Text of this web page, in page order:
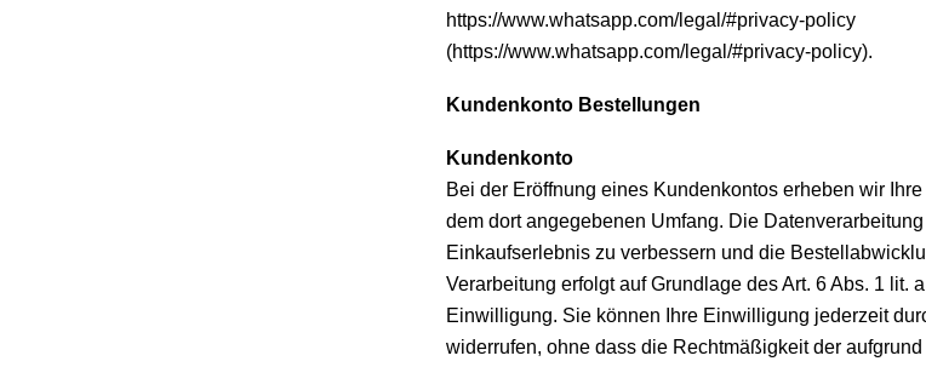
https://www.whatsapp.com/legal/#privacy-policy
(https://www.whatsapp.com/legal/#privacy-policy).
Kundenkonto Bestellungen
Kundenkonto
Bei der Eröffnung eines Kundenkontos erheben wir
dem dort angegebenen Umfang. Die
Einkaufserlebnis zu verbessern und die
Verarbeitung erfolgt auf Grundlage des Art. 6 Abs. 1 lit.
Einwilligung. Sie können Ihre Einwilligung jederzeit
widerrufen, ohne dass die Rechtmäßigkeit der